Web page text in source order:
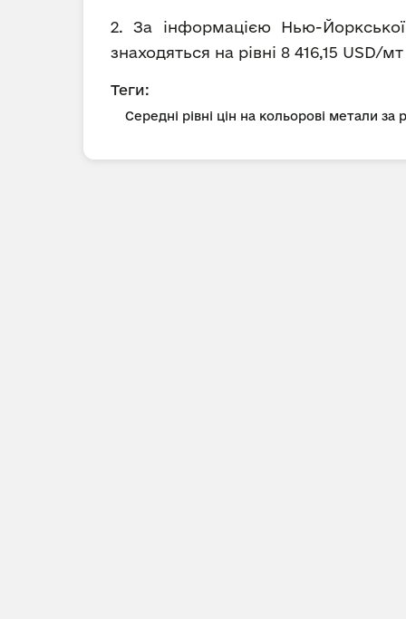
2. За інформацією Нью-
знаходяться на рівні 8 416,15 USD/
Теги:
Середні рівні цін на кольорові метали